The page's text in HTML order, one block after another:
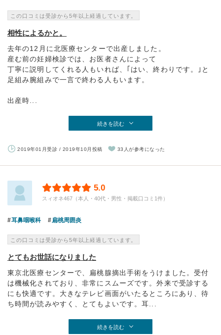
この口コミは受診から5年以上経過しています。
相性によるかと。
去年の12月に北医療センターで出産しました。
産む前の妊婦検診では、お医者さんによって
丁寧に説明してくれる人もいれば、｢はい、終わりです。｣と
足組み腕組みで一言で終わる人もいます。
出産時...
続きを読む
2019年01月受診 / 2019年10月投稿 33人が参考になった
5.0
スィオネ467（本人・40代・男性・掲載口コミ1件）
耳鼻咽喉科 扁桃周囲炎
この口コミは受診から5年以上経過しています。
とてもお世話になりました
東京北医療センターで、扁桃腺摘出手術をうけました。受付
は機械化されており、非常にスムーズです。外来で受診する
にも快適です。大きなテレビ画面がいたるところにあり、待
ち時間が読みやすく、とてもよいです。耳...
続きを読む